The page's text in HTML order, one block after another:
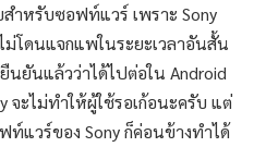
ำหรับซอฟท์แวร์ เพราะ Sony
ม่โดนแจกแพในระยะเวลาอันสั้น
ยันแล้วว่าได้ไปต่อใน Android
จะไม่ทำให้ผู้ใช้รอเก้อนะครับ แต่
แวร์ของ Sony ก็ค่อนข้างทำได้